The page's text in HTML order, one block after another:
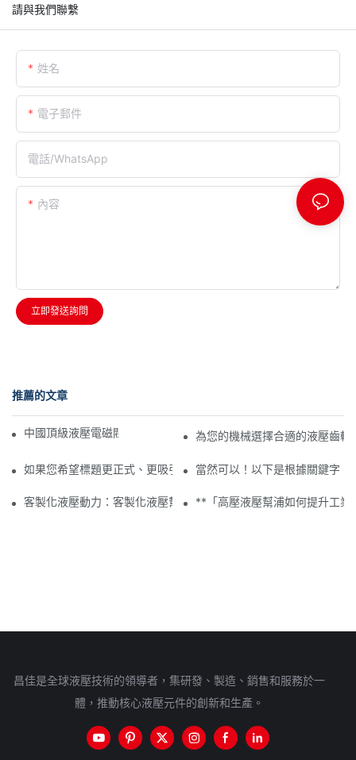
請與我們聯繫
姓名
電子郵件
電話/WhatsApp
內容
立即發送詢問
推薦的文章
中國頂級液壓電磁閥製造商：品質與創新為您的機械選擇合適的液壓齒輪
如果您希望標題更正式、更吸引人或更具行業針對性，請告訴我！
當然可以！以下是根據關鍵字
客製化液壓動力：客製化液壓幫浦的優勢**「高壓液壓幫浦如何提升工業
昌佳是全球液壓技術的領導者，集研發、製造、銷售和服務於一
體，推動核心液壓元件的創新和生產。